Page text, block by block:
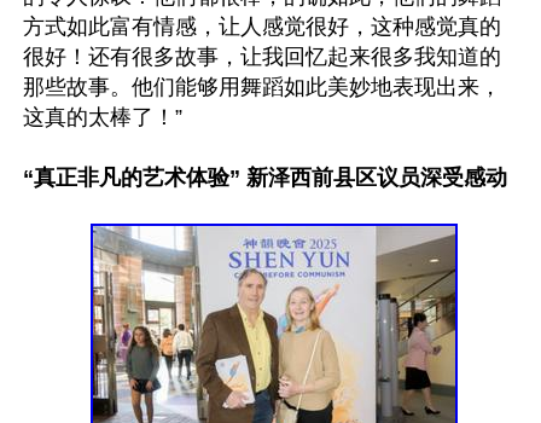
方式如此富有情感，让人感觉很好，这种感觉真的
很好！还有很多故事，让我回忆起来很多我知道的
那些故事。他们能够用舞蹈如此美妙地表现出来，
这真的太棒了！”
“真正非凡的艺术体验” 新泽西前县区议员深受感动